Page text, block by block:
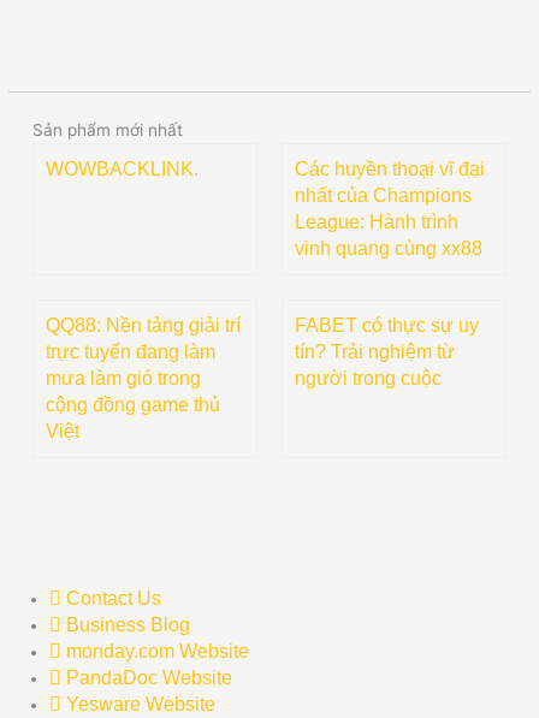
Sản phẩm mới nhất
WOWBACKLINK.
Các huyền thoại vĩ đại
nhất của Champions
League: Hành trình
vinh quang cùng xx88
QQ88: Nền tảng giải trí
trực tuyến đang làm
mưa làm gió trong
cộng đồng game thủ
Việt
FABET có thực sự uy
tín? Trải nghiệm từ
người trong cuộc
Contact Us
Business Blog
monday.com Website
PandaDoc Website
Yesware Website